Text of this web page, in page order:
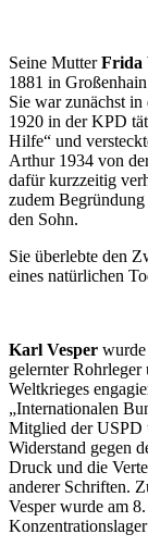
Seine MutterFrida
1881 in
Sie war zunächst
1920 in der KPD
Hilfe“ und
Arthur 1934 von
dafür kurzzeitig
zudem
den Sohn.
Sie überlebte den
eines natürlichen
Karl Vesper
gelernter Rohrleger
Weltkrieges
„Internationalen
Mitglied der USPD
Widerstand gegen
Druck und die
anderer Schriften.
Vesper wurde am